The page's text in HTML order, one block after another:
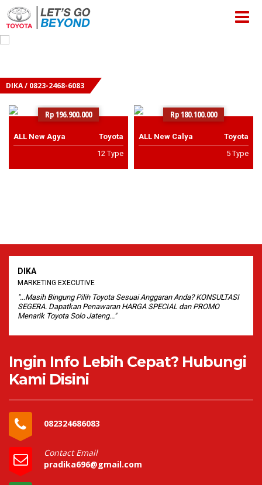
DIKA / 0823-2468-6083
Rp 196.900.000
ALL New Agya
Toyota
12 Type
Rp 180.100.000
ALL New Calya
Toyota
5 Type
DIKA
MARKETING EXECUTIVE
"...Masih Bingung Pilih Toyota Sesuai Anggaran Anda? KONSULTASI
SEGERA. Dapatkan Penawaran HARGA SPECIAL dan PROMO
Menarik Toyota Solo Jateng..."
Ingin Info Lebih Cepat? Hubungi
Kami Disini
082324686083
Contact Email
pradika696@gmail.com